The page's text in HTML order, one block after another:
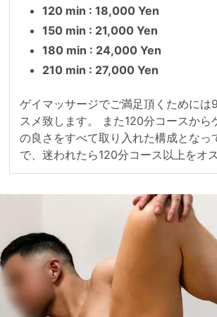
120 min : 18,000 Yen
150 min : 21,000 Yen
180 min : 24,000 Yen
210 min : 27,000 Yen
ゲイマッサージでご満足頂くためには
スメ致します。 また120分コースから
の良さをすべて取り入れた構成となっ
で、迷われたら120分コース以上をオ